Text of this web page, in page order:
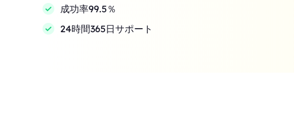
成功率99.5％
24時間365日サポート